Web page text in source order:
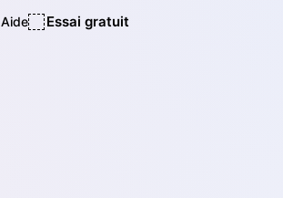
Aide Essai gratuit